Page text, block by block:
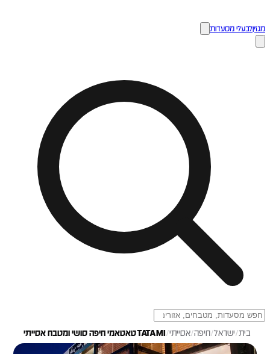
מגזיןלבעלי מסעדות
בית/ישראל/ חיפה/אסייתי/ TATAMI טאטאמי חיפה סושי ומטבח אסייתי